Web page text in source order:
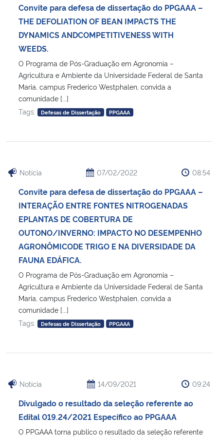
Convite para defesa de dissertação do PPGAAA –
THE DEFOLIATION OF BEAN IMPACTS THE
DYNAMICS ANDCOMPETITIVENESS WITH
WEEDS.
O Programa de Pós-Graduação em Agronomia –
Agricultura e Ambiente da Universidade Federal de Santa
Maria, campus Frederico Westphalen, convida a
comunidade [...]
Tags:
Defesas de Dissertação PPGAAA
Notícia 07/02/2022 08:54
Convite para defesa de dissertação do PPGAAA –
INTERAÇÃO ENTRE FONTES NITROGENADAS
EPLANTAS DE COBERTURA DE
OUTONO/INVERNO: IMPACTO NO DESEMPENHO
AGRONÔMICODE TRIGO E NA DIVERSIDADE DA
FAUNA EDÁFICA.
O Programa de Pós-Graduação em Agronomia –
Agricultura e Ambiente da Universidade Federal de Santa
Maria, campus Frederico Westphalen, convida a
comunidade [...]
Tags:
Defesas de Dissertação PPGAAA
Notícia 14/09/2021 09:24
Divulgado o resultado da seleção referente ao
Edital 019.24/2021 Específico ao PPGAAA
O PPGAAA torna publico o resultado da seleção referente